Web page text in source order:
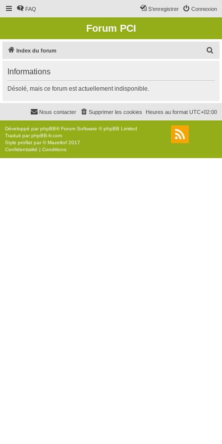
FAQ Connexion
S’enregistrer
Forum PCI
Index du forum
r
c
r
Informations
Désolé, mais ce forum est actuellement indisponible.
Heures au format UTC+02:00
Supprimer les cookies
Nous contacter
Développé parphpBB® Forum Software © phpBB Limited
Traduit parphpBB-fr.com
Style proflat par ©Mazeltof 2017
Confidentialité | Conditions